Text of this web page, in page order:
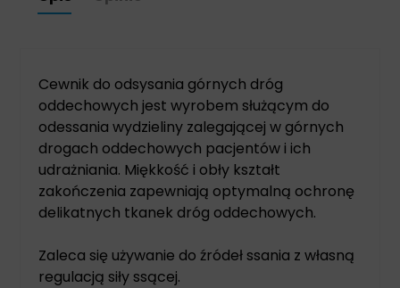
Cewnik do odsysania górnych dróg
oddechowych jest wyrobem służącym do
odessania wydzieliny zalegającej w górnych
drogach oddechowych pacjentów i ich
udrażniania. Miękkość i obły kształt
zakończenia zapewniają optymalną ochronę
delikatnych tkanek dróg oddechowych.
Zaleca się używanie do źródeł ssania z własną
regulacją siły ssącej.